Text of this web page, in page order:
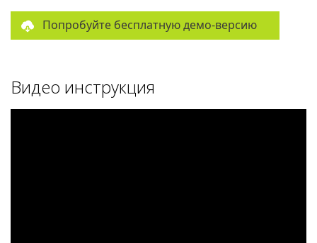
Попробуйте бесплатную демо-версию
Видео инструкция